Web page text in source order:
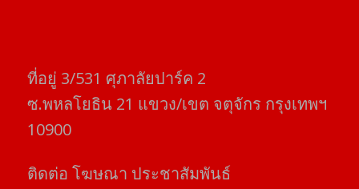
ที่อยู่​ 3/531​ ศุภาลัยปาร์ค​ 2
ซ.พหลโยธิน​ 21​ แขวง/เขต​ จตุจักร​ กรุงเทพฯ
10900
ติดต่อ​ โฆษณา​ ประชาสัมพันธ์